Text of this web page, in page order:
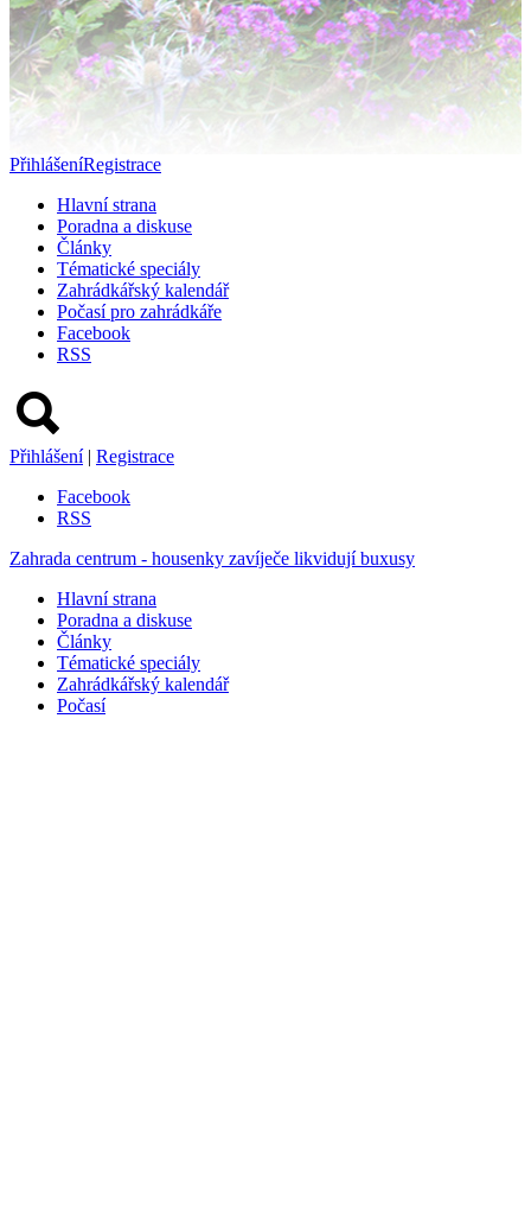
PřihlášeníRegistrace
Hlavní strana
Poradna a diskuse
Články
Tématické speciály
Zahrádkářský kalendář
Počasí pro zahrádkáře
Facebook
RSS
Přihlášení | Registrace
Facebook
RSS
Zahrada centrum - housenky zavíječe likvidují buxusy
Hlavní strana
Poradna a diskuse
Články
Tématické speciály
Zahrádkářský kalendář
Počasí